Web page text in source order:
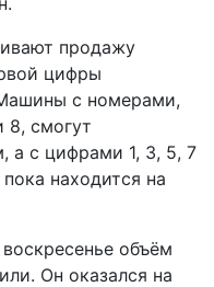
продажу
цифры
с номерами,
8, смогут
а с цифрами 1, 3, 5, 7
находится на
объём
Он оказался на